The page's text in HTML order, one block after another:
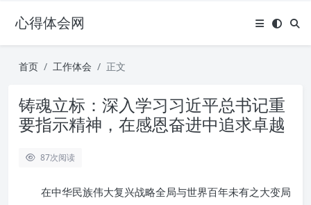
心得体会网
首页 工作体会 正文
铸魂立标：深入学习习近平总书记重
要指示精神，在感恩奋进中追求卓越
87次阅读
在中华民族伟大复兴战略全局与世界百年未有之大变局